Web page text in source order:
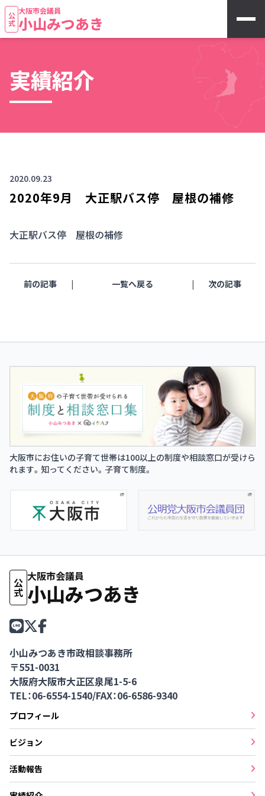
公式
大阪市会議員
小山みつあき
実績紹介
2020.09.23
2020年9月 大正駅バス停 屋根の補修
大正駅バス停 屋根の補修
前の記事 一覧へ戻る 次の記事
大阪市にお住いの子育て世帯は100以上の制度や相談窓口が受けら
れます。知ってください。子育て制度。
公式
大阪市会議員
小山みつあき
小山みつあき市政相談事務所
〒551-0031
大阪府大阪市大正区泉尾1-5-6
TEL：06-6554-1540/FAX：06-6586-9340
プロフィール
ビジョン
活動報告